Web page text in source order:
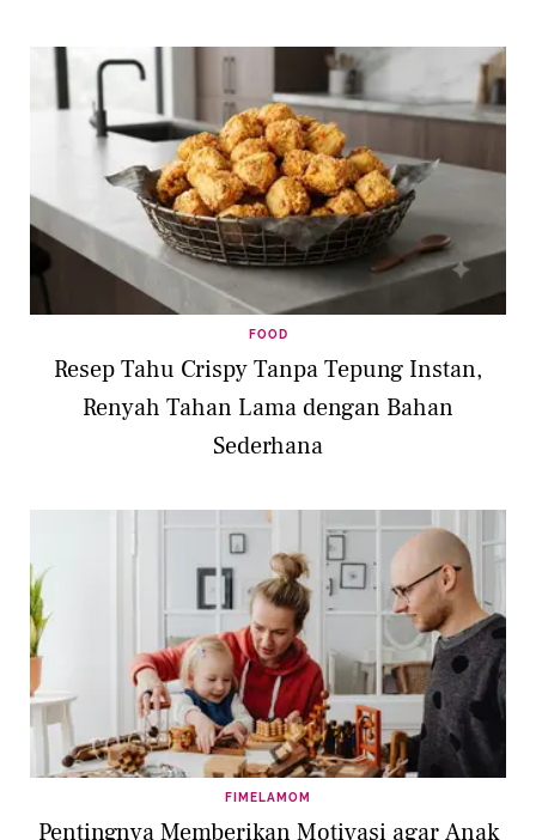
FOOD
Resep Tahu Crispy Tanpa Tepung Instan,
Renyah Tahan Lama dengan Bahan
Sederhana
FIMELAMOM
Pentingnya Memberikan Motivasi agar Anak